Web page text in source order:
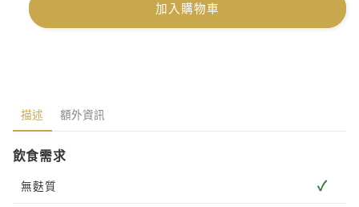
加入購物車
描述 額外資訊
飲食需求
無麩質 ✓